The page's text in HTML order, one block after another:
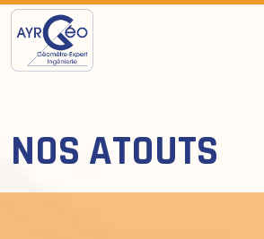
Skip
content
NOS ATOUTS